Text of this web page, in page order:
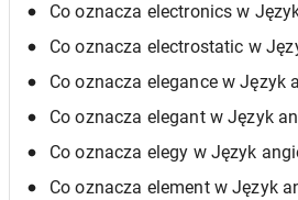
Co oznacza electronics w
Co oznacza electrostatic w
Co oznacza elegance w Język
Co oznacza elegant w Język
Co oznacza elegy w Język
Co oznacza element w Język